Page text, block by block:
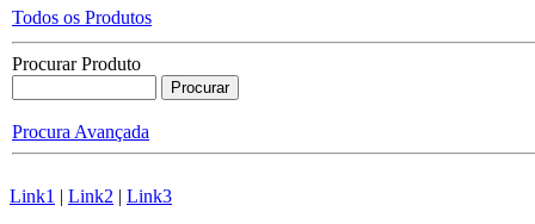
Todos os Produtos
Procurar Produto
Procura Avançada
Link1 | Link2 | Link3